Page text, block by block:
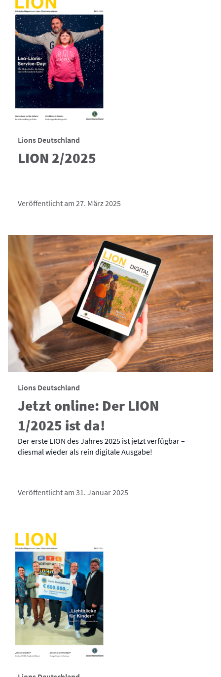
Lions Deutschland
LION 2/2025
Veröffentlicht am 27. März 2025
Lions Deutschland
Jetzt online: Der LION
1/2025 ist da!
Der erste LION des Jahres 2025 ist jetzt verfügbar –
diesmal wieder als rein digitale Ausgabe!
Veröffentlicht am 31. Januar 2025